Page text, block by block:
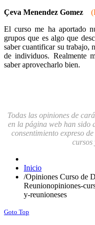
Çeva Menendez Gomez
El curso me ha aportado
grupos que es algo que
saber cuantificar su trabajo,
de individuos. Realmente
saber aprovecharlo bien.
Todas las opiniones de
en la página web han sido
consentimiento expreso
cursos
Inicio
/Opiniones Curso de
Reunionopiniones-
y-reunioneses
Goto Top